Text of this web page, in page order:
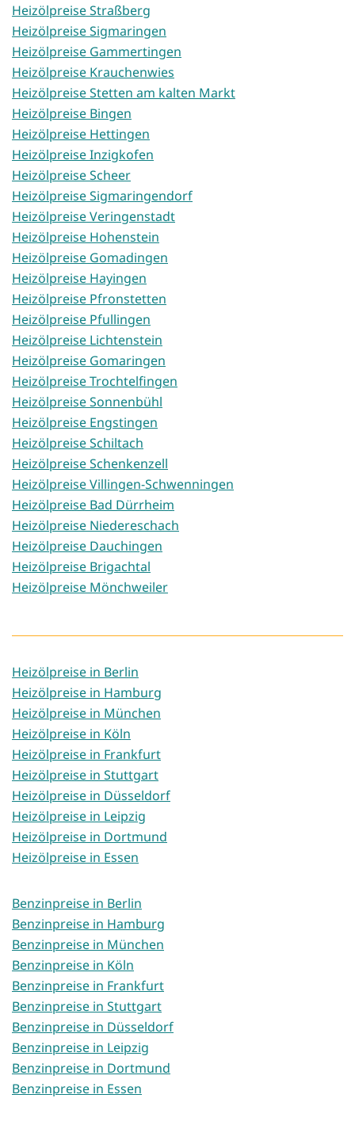
Heizölpreise Straßberg
Heizölpreise Sigmaringen
Heizölpreise Gammertingen
Heizölpreise Krauchenwies
Heizölpreise Stetten am kalten Markt
Heizölpreise Bingen
Heizölpreise Hettingen
Heizölpreise Inzigkofen
Heizölpreise Scheer
Heizölpreise Sigmaringendorf
Heizölpreise Veringenstadt
Heizölpreise Hohenstein
Heizölpreise Gomadingen
Heizölpreise Hayingen
Heizölpreise Pfronstetten
Heizölpreise Pfullingen
Heizölpreise Lichtenstein
Heizölpreise Gomaringen
Heizölpreise Trochtelfingen
Heizölpreise Sonnenbühl
Heizölpreise Engstingen
Heizölpreise Schiltach
Heizölpreise Schenkenzell
Heizölpreise Villingen-Schwenningen
Heizölpreise Bad Dürrheim
Heizölpreise Niedereschach
Heizölpreise Dauchingen
Heizölpreise Brigachtal
Heizölpreise Mönchweiler
Heizölpreise in Berlin
Heizölpreise in Hamburg
Heizölpreise in München
Heizölpreise in Köln
Heizölpreise in Frankfurt
Heizölpreise in Stuttgart
Heizölpreise in Düsseldorf
Heizölpreise in Leipzig
Heizölpreise in Dortmund
Heizölpreise in Essen
Benzinpreise in Berlin
Benzinpreise in Hamburg
Benzinpreise in München
Benzinpreise in Köln
Benzinpreise in Frankfurt
Benzinpreise in Stuttgart
Benzinpreise in Düsseldorf
Benzinpreise in Leipzig
Benzinpreise in Dortmund
Benzinpreise in Essen